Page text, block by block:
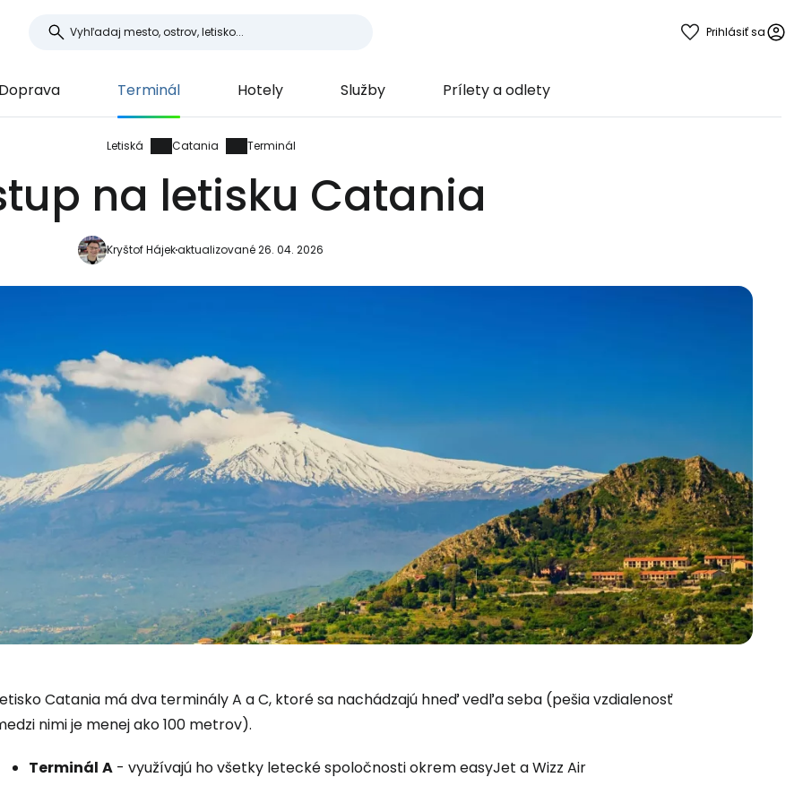
Prihlásiť sa
Terminál Hotely Služby Prílety a odlety
Letiská Catania Terminál
na letisku Catania
Kryštof Hájekaktualizované 26. 04. 2026
Catania má dva terminály A a C, ktoré sa nachádzajú hneď vedľa seba (pešia vzdialenosť
nimi je menej ako 100 metrov).
Terminál A - využívajú ho všetky letecké spoločnosti okrem easyJet a Wizz Air